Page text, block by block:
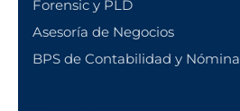
Forensic y PLD
Asesoría de Negocios
BPS de Contabilidad y Nómina